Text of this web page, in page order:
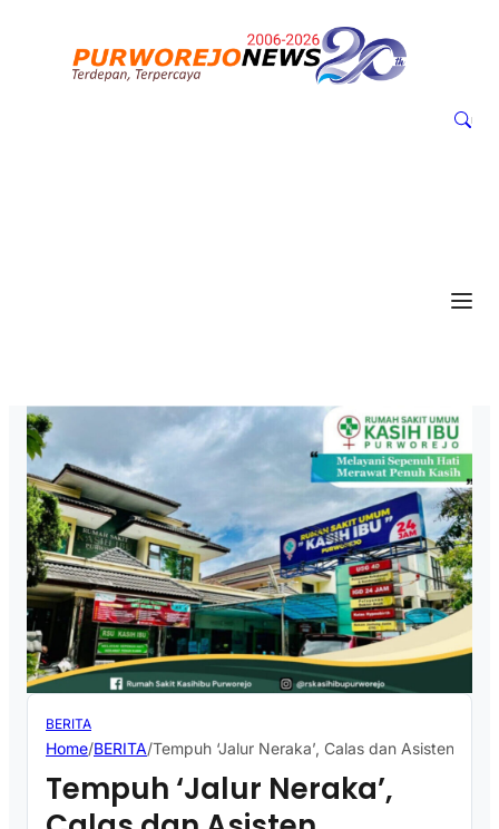
BERITA
Home/BERITA/Tempuh ‘Jalur Neraka’, Calas dan Asisten
Tempuh ‘Jalur Neraka’,